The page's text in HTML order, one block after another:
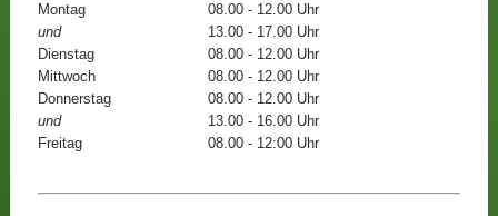
Montag
08.00 - 12.00 Uhr
und
13.00 - 17.00 Uhr
Dienstag
08.00 - 12.00 Uhr
Mittwoch
08.00 - 12.00 Uhr
Donnerstag
08.00 - 12.00 Uhr
und
13.00 - 16.00 Uhr
Freitag
08.00 - 12:00 Uhr